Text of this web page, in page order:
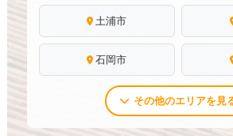
土浦市
石岡市
その他のエリアを見